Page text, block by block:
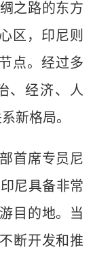
之路的东方
区，印尼则
点。经过多
、经济、人
新格局。
首席专员尼
尼具备非常
目的地。当
断开发和推